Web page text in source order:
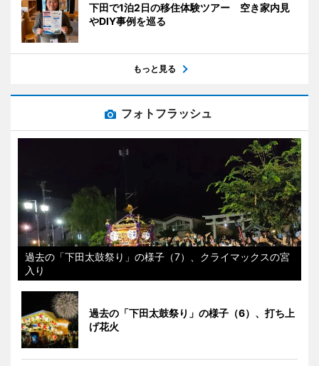
下田で1泊2日の移住体験ツアー 空き家内見
やDIY事例を巡る
もっと見る
フォトフラッシュ
過去の「下田太鼓祭り」の様子（7）、クライマックスの宮
入り
過去の「下田太鼓祭り」の様子（6）、打ち上
げ花火